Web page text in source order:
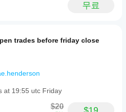
무료
trades before friday close
at 19:55 utc Friday
$20 $19